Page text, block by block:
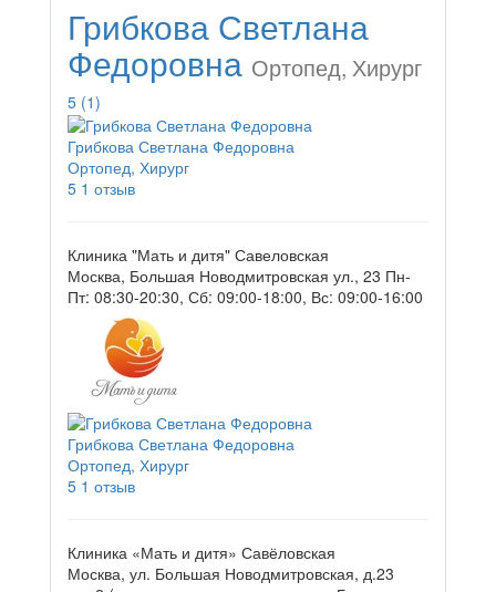
Грибкова Светлана
Федоровна Ортопед, Хирург
5 (1)
Грибкова Светлана Федоровна
Ортопед, Хирург
5 1 отзыв
Клиника "Мать и дитя" Савеловская
Москва, Большая Новодмитровская ул., 23 Пн-
Пт: 08:30-20:30, Сб: 09:00-18:00, Вс: 09:00-16:00
Грибкова Светлана Федоровна
Ортопед, Хирург
5 1 отзыв
Клиника «Мать и дитя» Савёловская
Москва, ул. Большая Новодмитровская, д.23